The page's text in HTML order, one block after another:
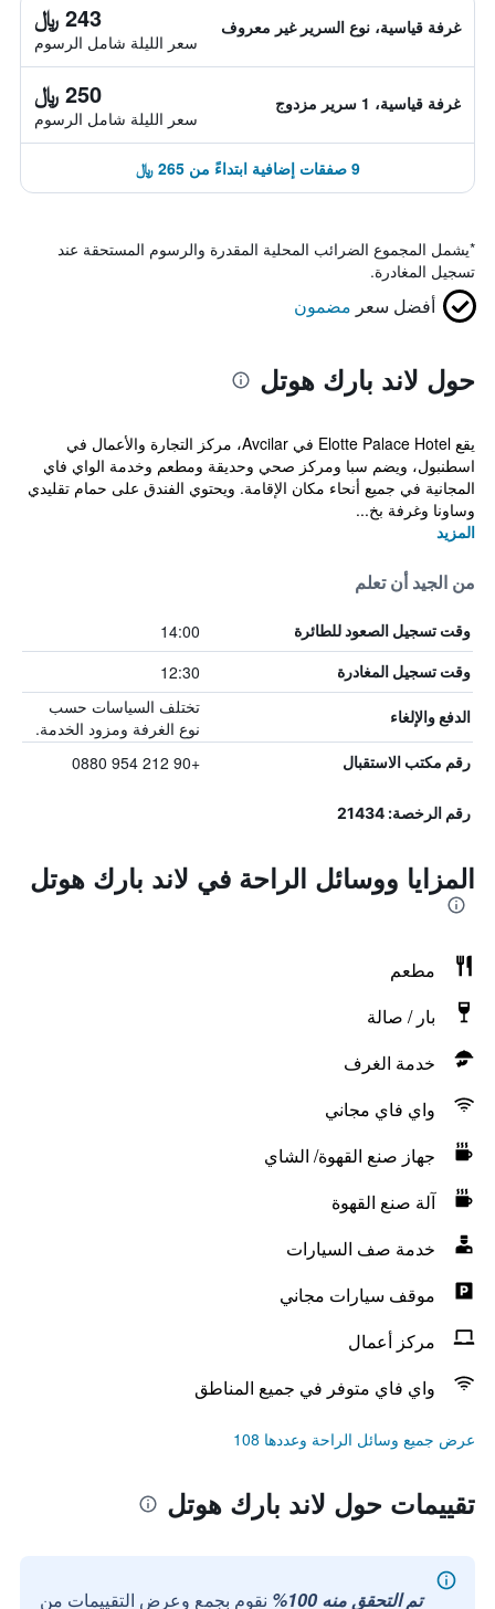
غرفة قياسية، نوع السرير غير معروف 243 ﷼
سعر الليلة شامل الرسوم
غرفة قياسية، 1 سرير مزدوج 250 ﷼
سعر الليلة شامل الرسوم
9 صفقات إضافية ابتداءً من 265 ﷼
*يشمل المجموع الضرائب المحلية المقدرة والرسوم المستحقة عند
تسجيل المغادرة.
أفضل سعر مضمون
حول لاند بارك هوتل
يقع Elotte Palace Hotel في Avcilar، مركز التجارة والأعمال في
اسطنبول، ويضم سبا ومركز صحي وحديقة ومطعم وخدمة الواي فاي
المجانية في جميع أنحاء مكان الإقامة. ويحتوي الفندق على حمام تقليدي
وساونا وغرفة بخ...
المزيد
من الجيد أن تعلم
وقت تسجيل الصعود للطائرة 14:00
وقت تسجيل المغادرة 12:30
الدفع والإلغاء
تختلف السياسات حسب
نوع الغرفة ومزود الخدمة.
رقم مكتب الاستقبال +90 212 954 0880
رقم الرخصة: 21434
المزايا ووسائل الراحة في لاند بارك هوتل
مطعم
بار / صالة
خدمة الغرف
واي فاي مجاني
جهاز صنع القهوة/ الشاي
آلة صنع القهوة
خدمة صف السيارات
موقف سيارات مجاني
مركز أعمال
واي فاي متوفر في جميع المناطق
عرض جميع وسائل الراحة وعددها 108
تقييمات حول لاند بارك هوتل
تم التحقق منه 100% نقوم بجمع وعرض التقييمات من